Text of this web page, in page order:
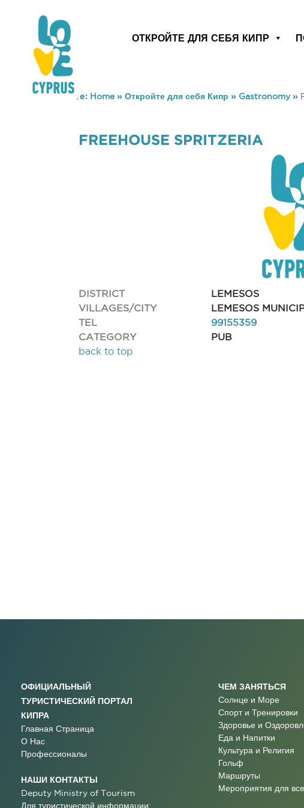
ОТКРОЙТЕ ДЛЯ СЕБЯ КИПР
You are here: Home» Откройте для себя Кипр » Gastronomy»
FREEHOUSE SPRITZERIA
DISTRICT
LEMESOS
VILLAGES/CITY
LEMESOS
TEL
99155359
CATEGORY
PUB
back to top
ОФИЦИАЛЬНЫЙ
ТУРИСТИЧЕСКИЙ ПОРТАЛ
КИПРА
Главная Страница
О Нас
Профессионалы
НАШИ КОНТАКТЫ
Deputy Ministry of Tourism
Для туристической информации:
ЧЕМ ЗАНЯТЬСЯ
Солнце и Море
Спорт и Тренировки
Здоровье и
Еда и Напитки
Культура и Религия
Гольф
Маршруты
Мероприятия для